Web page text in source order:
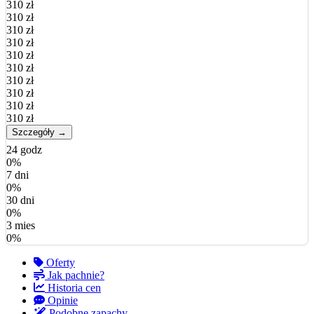
310 zł
310 zł
310 zł
310 zł
310 zł
310 zł
310 zł
310 zł
310 zł
310 zł
Szczegóły →
24 godz
0%
7 dni
0%
30 dni
0%
3 mies
0%
Oferty
Jak pachnie?
Historia cen
Opinie